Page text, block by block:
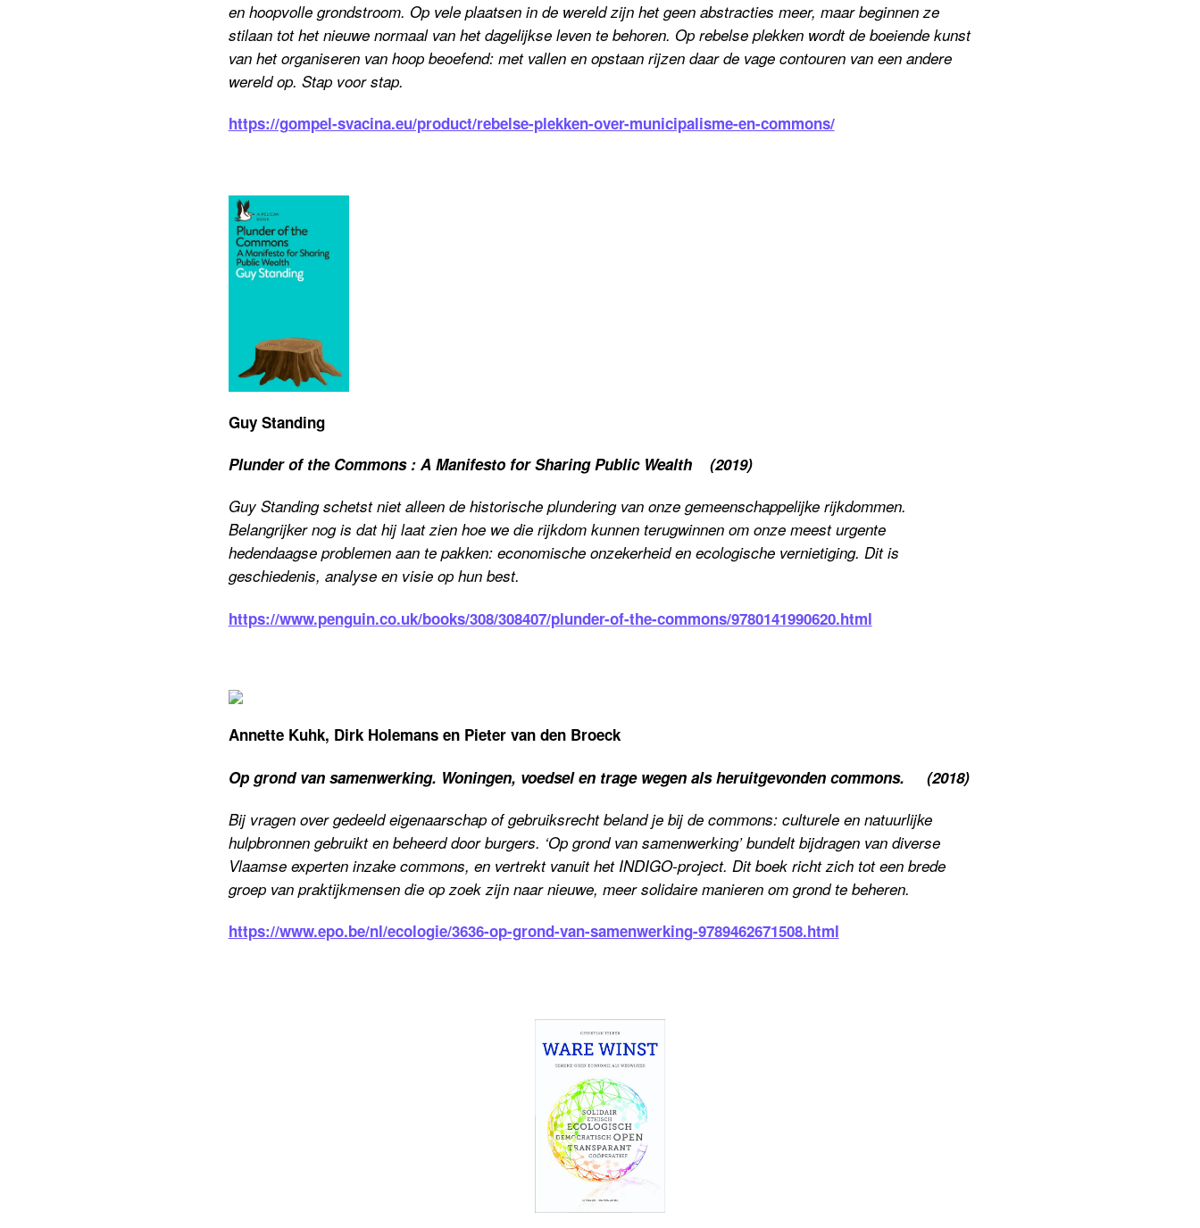
en hoopvolle grondstroom. Op vele plaatsen in de wereld zijn het geen abstracties meer, maar beginnen ze
stilaan tot het nieuwe normaal van het dagelijkse leven te behoren. Op rebelse plekken wordt de boeiende kunst
van het organiseren van hoop beoefend: met vallen en opstaan rijzen daar de vage contouren van een andere
wereld op. Stap voor stap.
https://gompel-svacina.eu/product/rebelse-plekken-over-municipalisme-en-commons/
Guy Standing
Plunder of the Commons : A Manifesto for Sharing Public Wealth (2019)
Guy Standing schetst niet alleen de historische plundering van onze gemeenschappelijke rijkdommen.
Belangrijker nog is dat hij laat zien hoe we die rijkdom kunnen terugwinnen om onze meest urgente
hedendaagse problemen aan te pakken: economische onzekerheid en ecologische vernietiging. Dit is
geschiedenis, analyse en visie op hun best.
https://www.penguin.co.uk/books/308/308407/plunder-of-the-commons/9780141990620.html
Annette Kuhk, Dirk Holemans en Pieter van den Broeck
Op grond van samenwerking. Woningen, voedsel en trage wegen als heruitgevonden commons. (2018)
Bij vragen over gedeeld eigenaarschap of gebruiksrecht beland je bij de commons: culturele en natuurlijke
hulpbronnen gebruikt en beheerd door burgers. ‘Op grond van samenwerking’ bundelt bijdragen van diverse
Vlaamse experten inzake commons, en vertrekt vanuit het INDIGO-project. Dit boek richt zich tot een brede
groep van praktijkmensen die op zoek zijn naar nieuwe, meer solidaire manieren om grond te beheren.
https://www.epo.be/nl/ecologie/3636-op-grond-van-samenwerking-9789462671508.html